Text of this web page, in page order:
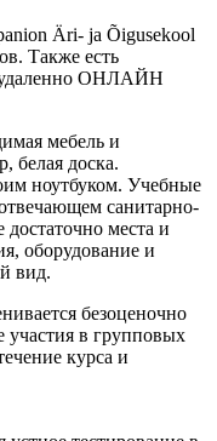
Äri- ja Õigusekool
Также есть
удаленно ОНЛАЙН
мебель и
белая доска.
ноутбуком. Учебные
санитарно-
места и
оборудование и
вид.
безоценочно
участия в групповых
курса и